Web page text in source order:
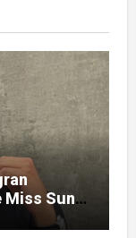
Miss Sun